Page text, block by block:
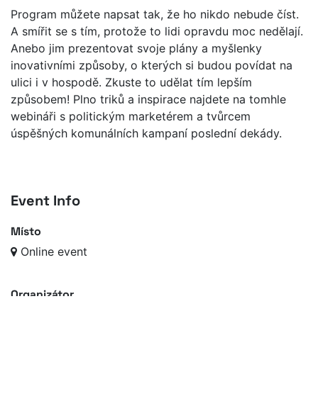
Program můžete napsat tak, že ho nikdo nebude číst.
A smířit se s tím, protože to lidi opravdu moc nedělají.
Anebo jim prezentovat svoje plány a myšlenky
inovativními způsoby, o kterých si budou povídat na
ulici i v hospodě. Zkuste to udělat tím lepším
způsobem! Plno triků a inspirace najdete na tomhle
webináři s politickým marketérem a tvůrcem
úspěšných komunálních kampaní poslední dekády.
Event Info
Místo
Online event
Organizátor